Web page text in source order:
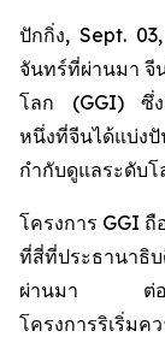
ปักกิ่ง, Sept.
จันทร์ที่ผ่านมา จี
โลก (GGI) ซึ่ง
หนึ่งที่จีนได้แบ่ง
กำกับดูแลระดับ
โครงการ GGI
ที่สี่ที่ประธานาธิ
ผ่านมา ต่อจาก
โครงการริเริ่ม